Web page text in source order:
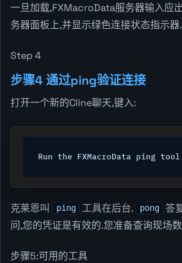
一旦加载,FXMacroData服务器输入应
务器面板上,并显示绿色连接状态指示器.
Step 4
步骤4 通过ping验证连接
打开一个新的Cline聊天,键入:
Run the FXMacroData ping
克莱恩叫 ping 工具在后台. pong
答
问,您的凭证是有效的.您准备查询现场
步骤5:可用的工具